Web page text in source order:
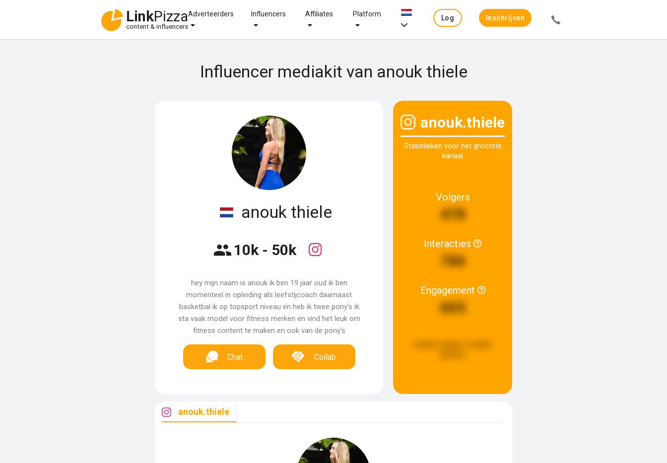
LinkPizza
content & influencers
Adverteerders Influencers Affiliates Platform
Log
Inschrijven
Influencer mediakit van anouk thiele
anouk thiele
10k - 50k
hey mijn naam is anouk ik ben 19 jaar oud ik ben
momenteel in opleiding als leefstijcoach daarnaast
basketbal ik op topsport niveau en heb ik twee pony's ik
sta vaak model voor fitness merken en vind het leuk om
fitness content te maken en ook van de pony's
Chat Collab
anouk.thiele
Statistieken voor het grootste
kanaal
Volgers
478
Interacties
786
Engagement
605
anouk.thiele